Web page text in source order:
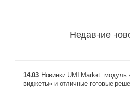
Недавние
14.03 Новинки UMI.Market: модуль
виджеты» и отличные готовые